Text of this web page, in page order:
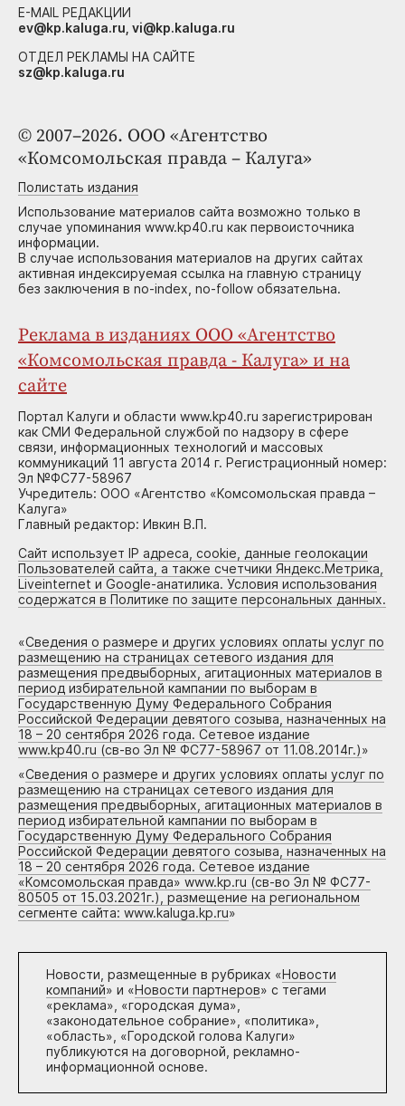
© 2007–2026. ООО «Агентство
«Комсомольская правда – Калуга»
Полистать издания
Использование материалов сайта возможно только в
случае упоминания www.kp40.ru как первоисточника
информации.
В случае использования материалов на других сайтах
активная индексируемая ссылка на главную страницу
без заключения в no-index, no-follow обязательна.
Реклама в изданиях ООО «Агентство
«Комсомольская правда - Калуга» и на
сайте
Портал Калуги и области www.kp40.ru зарегистрирован
как СМИ Федеральной службой по надзору в сфере
связи, информационных технологий и массовых
коммуникаций 11 августа 2014 г. Регистрационный номер:
Эл №ФС77-58967
Учредитель: ООО «Агентство «Комсомольская правда –
Калуга»
Главный редактор: Ивкин В.П.
Сайт использует IP адреса, cookie, данные геолокации
Пользователей сайта, а также счетчики Яндекс.Метрика,
Liveinternet и Google-анатилика. Условия использования
содержатся в Политике по защите персональных данных.
«Сведения о размере и других условиях оплаты услуг по
размещению на страницах сетевого издания для
размещения предвыборных, агитационных материалов в
период избирательной кампании по выборам в
Государственную Думу Федерального Собрания
Российской Федерации девятого созыва, назначенных на
18 – 20 сентября 2026 года. Сетевое издание
www.kp40.ru (св-во Эл № ФС77-58967 от 11.08.2014г.)»
«Сведения о размере и других условиях оплаты услуг по
размещению на страницах сетевого издания для
размещения предвыборных, агитационных материалов в
период избирательной кампании по выборам в
Государственную Думу Федерального Собрания
Российской Федерации девятого созыва, назначенных на
18 – 20 сентября 2026 года. Сетевое издание
«Комсомольская правда» www.kp.ru (св-во Эл № ФС77-
80505 от 15.03.2021г.), размещение на региональном
сегменте сайта: www.kaluga.kp.ru»
Новости, размещенные в рубриках «Новости
компаний» и «Новости партнеров» с тегами
«реклама», «городская дума»,
«законодательное собрание», «политика»,
«область», «Городской голова Калуги»
публикуются на договорной, рекламно-
информационной основе.
E-MAIL РЕДАКЦИИ
ev@kp.kaluga.ru, vi@kp.kaluga.ru
ОТДЕЛ РЕКЛАМЫ НА САЙТЕ
sz@kp.kaluga.ru